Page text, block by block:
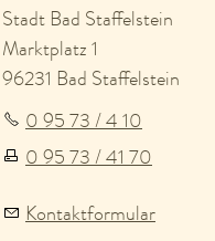
Stadt Bad Staffelstein
Marktplatz 1
96231 Bad Staffelstein
0 95 73 / 4 10
0 95 73 / 41 70
Kontaktformular